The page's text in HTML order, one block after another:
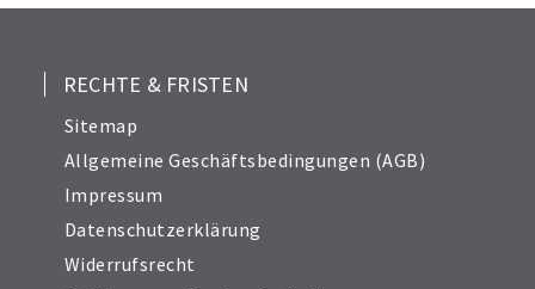
RECHTE & FRISTEN
Sitemap
Allgemeine Geschäftsbedingungen (AGB)
Impressum
Datenschutzerklärung
Widerrufsrecht